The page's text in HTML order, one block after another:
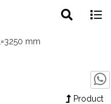
mm
Product